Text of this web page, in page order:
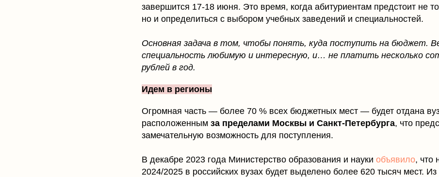
завершится 17-18 июня. Это время, когда абитуриентам предстоит не
но и определиться с выбором учебных заведений и специальностей.
Основная задача в том, чтобы понять, куда поступить на бюджет.
специальность любимую и интересную, и… не платить несколько
рублей в год.
Идем в регионы
Огромная часть — более 70 % всех бюджетных мест — будет отдана
расположенным за пределами Москвы и Санкт-Петербурга, что
замечательную возможность для поступления.
В декабре 2023 года Министерство образования и науки объявило, что
2024/2025 в российских вузах будет выделено более 620 тысяч мест.